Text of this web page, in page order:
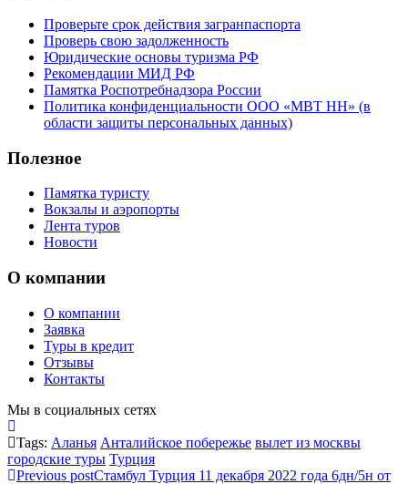
Проверьте срок действия загранпаспорта
Проверь свою задолженность
Юридические основы туризма РФ
Рекомендации МИД РФ
Памятка Роспотребнадзора России
Политика конфиденциальности ООО «МВТ НН» (в
области защиты персональных данных)
Полезное
Памятка туристу
Вокзалы и аэропорты
Лента туров
Новости
О компании
О компании
Заявка
Туры в кредит
Отзывы
Контакты
Мы в социальных сетях
Tags: Аланья Анталийское побережье вылет из москвы
городские туры Турция
Previous postСтамбул Турция 11 декабря 2022 года 6дн/5н от